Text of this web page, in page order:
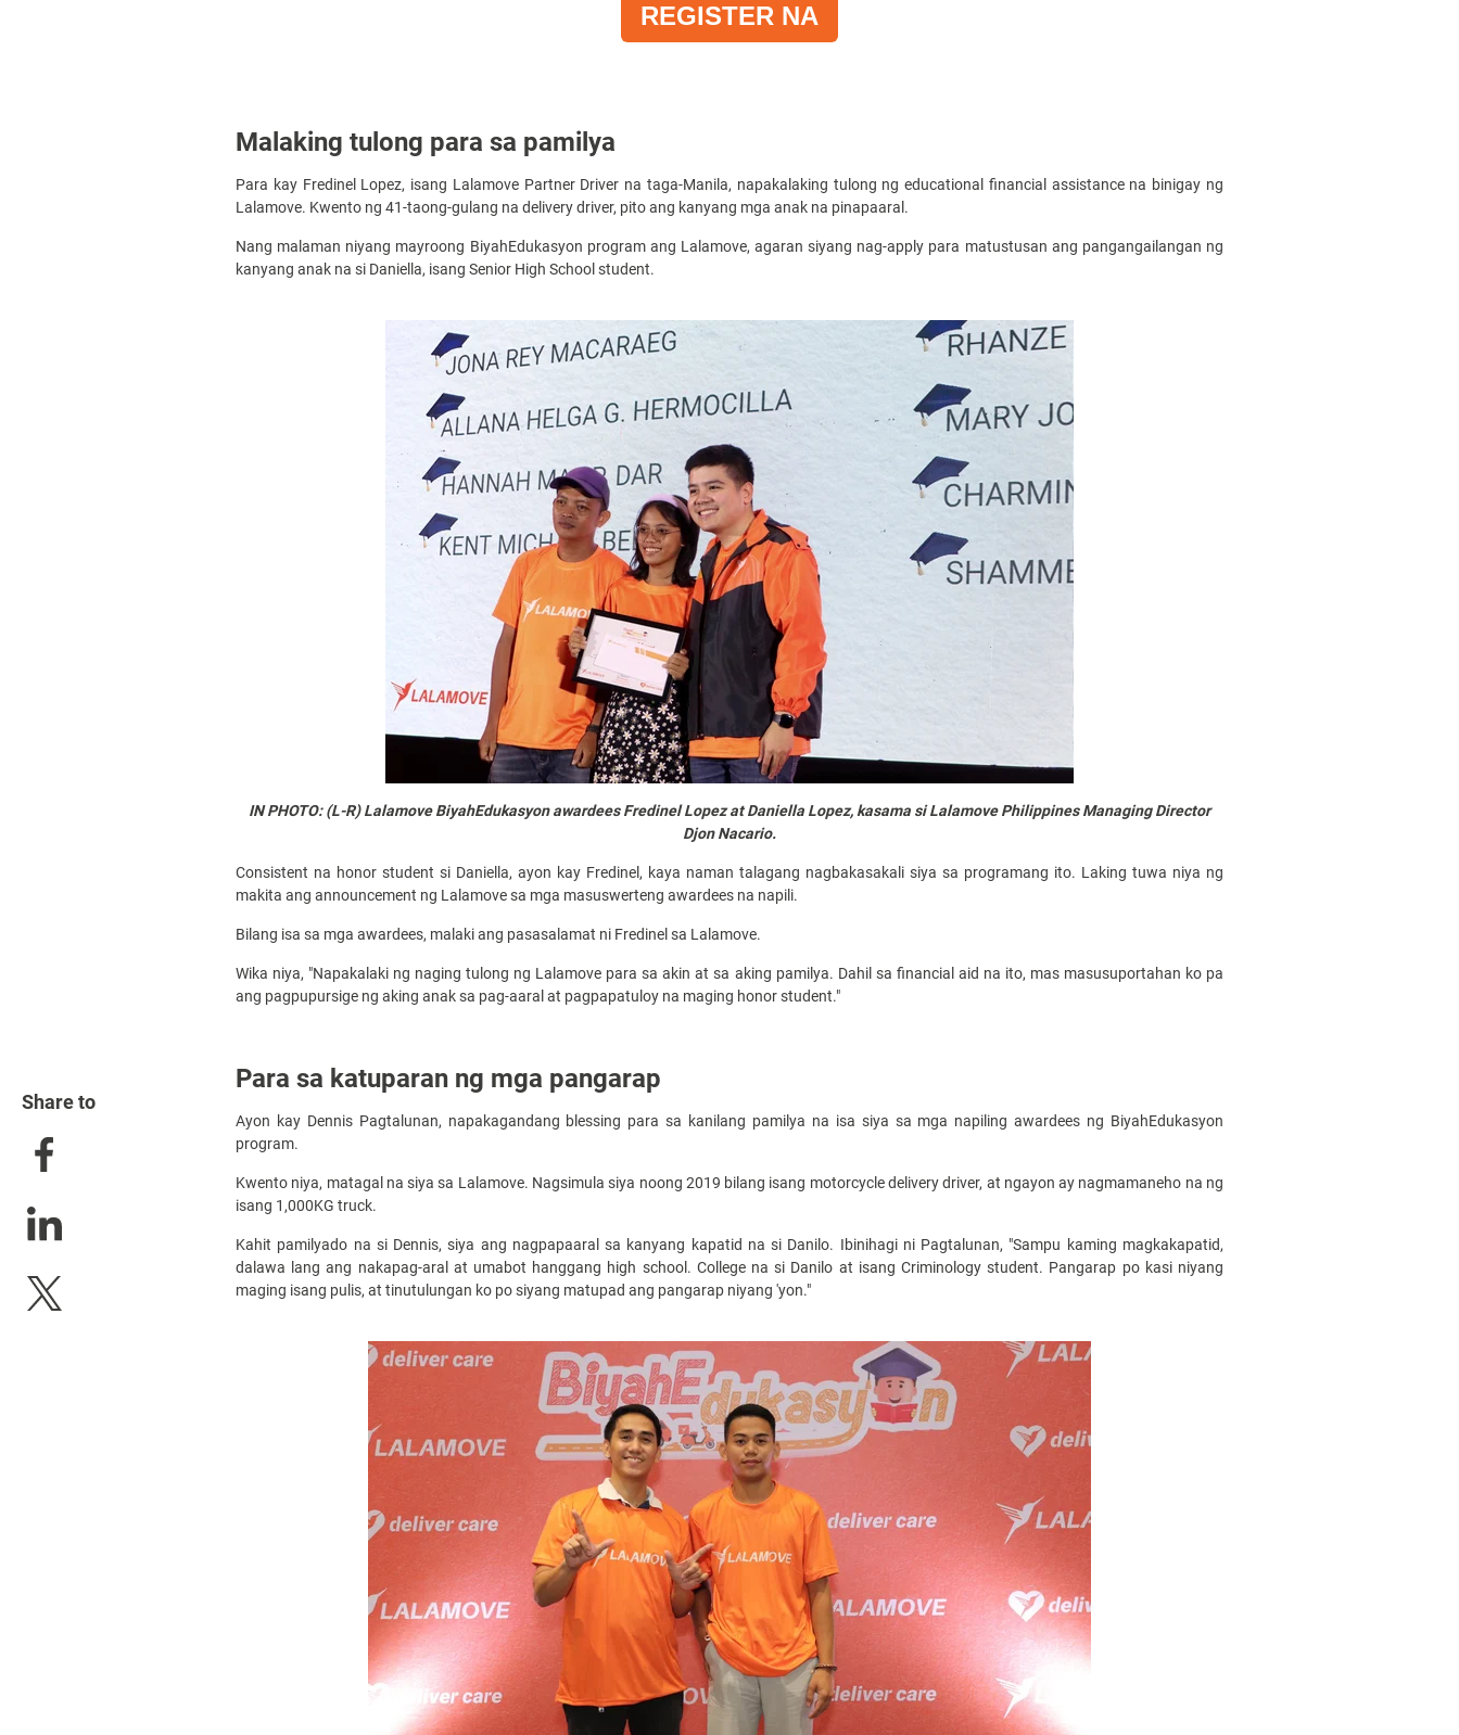
REGISTER NA
Malaking tulong para sa pamilya
Para kay Fredinel Lopez, isang Lalamove Partner Driver na taga-Manila, napakalaking tulong ng educational financial assistance na binigay ng
Lalamove. Kwento ng 41-taong-gulang na delivery driver, pito ang kanyang mga anak na pinapaaral.
Nang malaman niyang mayroong BiyahEdukasyon program ang Lalamove, agaran siyang nag-apply para matustusan ang pangangailangan ng
kanyang anak na si Daniella, isang Senior High School student.
IN PHOTO: (L-R) Lalamove BiyahEdukasyon awardees Fredinel Lopez at Daniella Lopez, kasama si Lalamove Philippines Managing Director
Djon Nacario.
Consistent na honor student si Daniella, ayon kay Fredinel, kaya naman talagang nagbakasakali siya sa programang ito. Laking tuwa niya ng
makita ang announcement ng Lalamove sa mga masuswerteng awardees na napili.
Bilang isa sa mga awardees, malaki ang pasasalamat ni Fredinel sa Lalamove.
Wika niya, "Napakalaki ng naging tulong ng Lalamove para sa akin at sa aking pamilya. Dahil sa financial aid na ito, mas masusuportahan ko pa
ang pagpupursige ng aking anak sa pag-aaral at pagpapatuloy na maging honor student."
Para sa katuparan ng mga pangarap
Ayon kay Dennis Pagtalunan, napakagandang blessing para sa kanilang pamilya na isa siya sa mga napiling awardees ng BiyahEdukasyon
program.
Kwento niya, matagal na siya sa Lalamove. Nagsimula siya noong 2019 bilang isang motorcycle delivery driver, at ngayon ay nagmamaneho na ng
isang 1,000KG truck.
Kahit pamilyado na si Dennis, siya ang nagpapaaral sa kanyang kapatid na si Danilo. Ibinihagi ni Pagtalunan, "Sampu kaming magkakapatid,
dalawa lang ang nakapag-aral at umabot hanggang high school. College na si Danilo at isang Criminology student. Pangarap po kasi niyang
maging isang pulis, at tinutulungan ko po siyang matupad ang pangarap niyang 'yon."
Share to